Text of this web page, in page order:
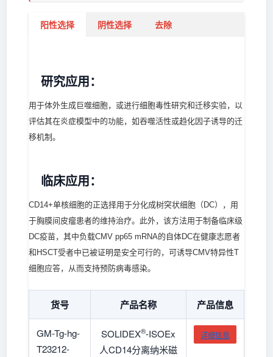
阳性选择 阴性选择 去除
研究应用：
用于体外生成巨噬细胞，或进行细胞毒性研究和迁移实验，以
评估其在炎症模型中的功能，如吞噬活性或趋化因子诱导的迁
移机制。
临床应用：
CD14+单核细胞的正选择用于分化成树突状细胞（DC），用
于胸膜间皮瘤患者的维持治疗。此外，该方法用于制备临床级
DC疫苗，其中负载CMV pp65 mRNA的自体DC在健康志愿者
和HSCT受者中已被证明是安全可行的，可诱导CMV特异性T
细胞应答，从而支持预防病毒感染。
货号 产品名称 产品信息
GM-Tg-hg-
T23212-
SOLIDEX®-ISOEx
人CD14分离纳米磁
详细信息